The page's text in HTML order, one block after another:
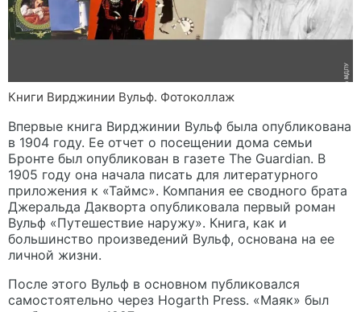
Книги Вирджинии Вульф. Фотоколлаж
Впервые книга Вирджинии Вульф была опубликована
в 1904 году. Ее отчет о посещении дома семьи
Бронте был опубликован в газете The Guardian. В
1905 году она начала писать для литературного
приложения к «Таймс». Компания ее сводного брата
Джеральда Дакворта опубликовала первый роман
Вульф «Путешествие наружу». Книга, как и
большинство произведений Вульф, основана на ее
личной жизни.
После этого Вульф в основном публиковался
самостоятельно через Hogarth Press. «Маяк» был